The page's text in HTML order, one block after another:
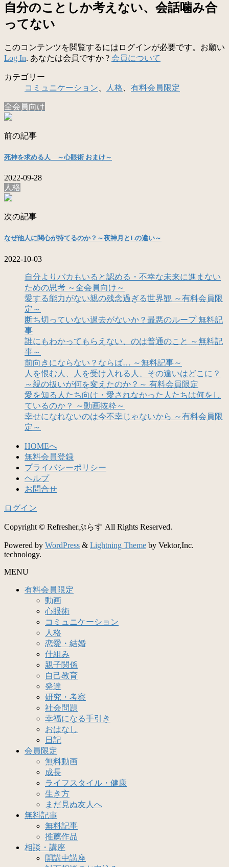
自分のことしか考えない、会話噛み合
ってない
このコンテンツを閲覧するにはログインが必要です。お願い
Log In. あなたは会員ですか ? 会員について
カテゴリー
コミュニケーション
人格 有料会員限定
全会員向け
前の記事
死神を求める人 ～心眼術 おまけ～
2022-09-28
人格
次の記事
なぜ他人に関心が持てるのか？～夜神月とLの違い～
2022-10-03
自分よりバカもいると認める・不幸な未来に進まない
ための思考 ～全会員向け～
愛する能力がない親の残念過ぎる世界観 ～有料会員限
定～
断ち切っていない過去がないか？最悪のループ 無料記
事
誰にもわかってもらえない、のは普通のこと ～無料記
事～
前向きにならない？ならば… ～無料記事～
人を恨む人、人を受け入れる人、その違いはどこに？
～親の扱いが何を変えたのか？～ 有料会員限定
愛を知る人たち向け・愛されなかった人たちは何をし
ているのか？ ～動画抜粋～
幸せになれないのは今不幸じゃないから ～有料会員限
定～
HOMEへ
無料会員登録
プライバシーポリシー
ヘルプ
お問合せ
ログイン
Copyright © Refresherぷらす All Rights Reserved.
Powered by WordPress & Lightning Theme by Vektor,Inc.
technology.
MENU
有料会員限定
動画
心眼術
コミュニケーション
人格
恋愛・結婚
仕組み
親子関係
自己教育
発達
研究・考察
社会問題
幸福になる手引き
おはなし
日記
会員限定
無料動画
成長
ライフスタイル・健康
生き方
まだ見ぬ友人へ
無料記事
無料記事
推薦作品
相談・講座
開講中講座